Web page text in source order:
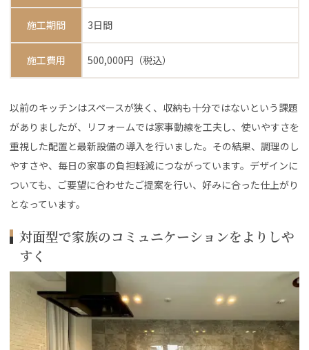
施工期間 3日間
施工費用 500,000円（税込）
以前のキッチンはスペースが狭く、収納も十分ではないという課題
がありましたが、リフォームでは家事動線を工夫し、使いやすさを
重視した配置と最新設備の導入を行いました。その結果、調理のし
やすさや、毎日の家事の負担軽減につながっています。デザインに
ついても、ご要望に合わせたご提案を行い、好みに合った仕上がり
となっています。
対面型で家族のコミュニケーションをよりしや
すく